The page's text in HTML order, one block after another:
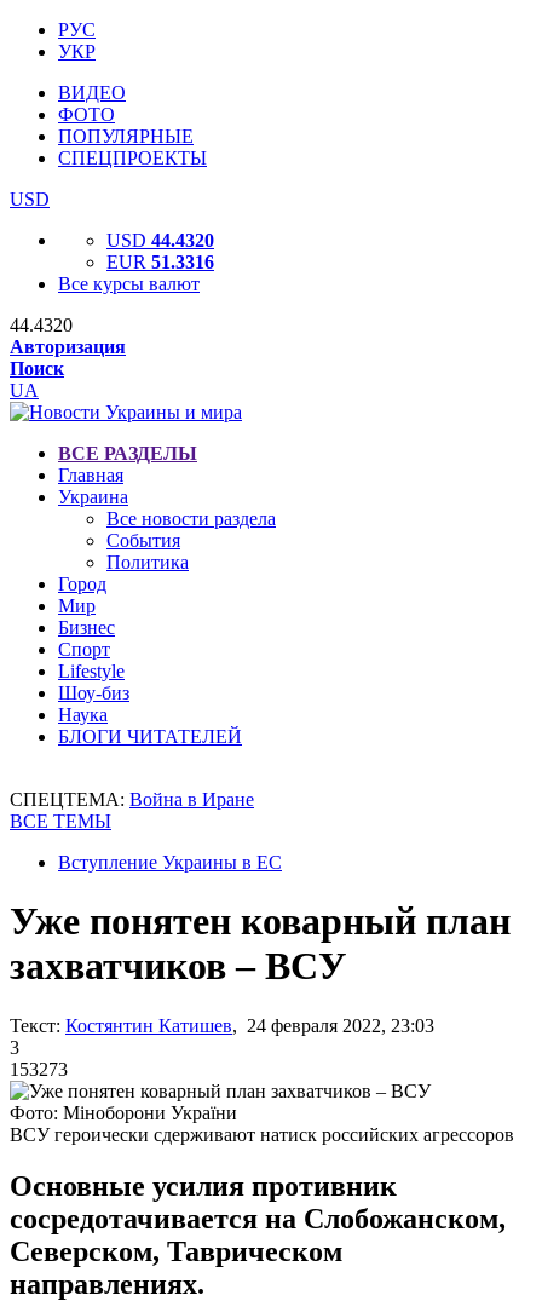
РУС
УКР
ВИДЕО
ФОТО
ПОПУЛЯРНЫЕ
СПЕЦПРОЕКТЫ
USD
USD 44.4320
EUR 51.3316
Все курсы валют
44.4320
Авторизация
Поиск
UA
ВСЕ РАЗДЕЛЫ
Главная
Украина
Все новости раздела
События
Политика
Город
Мир
Бизнес
Спорт
Lifestyle
Шоу-биз
Наука
БЛОГИ ЧИТАТЕЛЕЙ
СПЕЦТЕМА: Война в Иране
ВСЕ ТЕМЫ
Вступление Украины в ЕС
Уже понятен коварный план
захватчиков – ВСУ
Текст: Костянтин Катишев, 24 февраля 2022, 23:03
3
153273
Фото: Міноборони України
ВСУ героически сдерживают натиск российских агрессоров
Основные усилия противник
сосредотачивается на Слобожанском,
Северском, Таврическом
направлениях.